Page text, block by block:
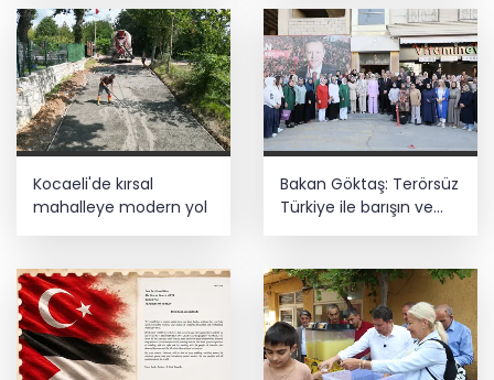
Kocaeli'de kırsal
mahalleye modern yol
Bakan Göktaş: Terörsüz
Türkiye ile barışın ve
istikrarın güçlendiği